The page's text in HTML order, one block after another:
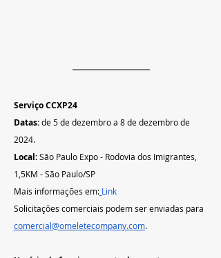
Serviço CCXP24
Datas: de 5 de dezembro a 8 de dezembro de
2024.
Local: São Paulo Expo - Rodovia dos Imigrantes,
1,5KM - São Paulo/SP
Mais informações em: Link
Solicitações comerciais podem ser enviadas para
comercial@omeletecompany.com.